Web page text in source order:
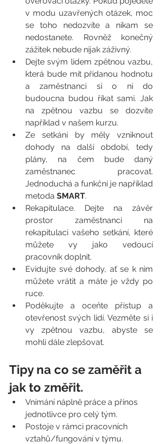
v modu uzavřených otázek, moc
se toho nedozvíte a nikam se
nedostanete. Rovněž konečný
zážitek nebude nijak záživný.
Dejte svým lidem zpětnou vazbu,
která bude mít přidanou hodnotu
a zaměstnanci si o ni do
budoucna budou říkat sami. Jak
na zpětnou vazbu se dozvíte
například v našem kurzu.
Ze setkání by měly vzniknout
dohody na další období, tedy
plány, na čem bude daný
zaměstnanec pracovat.
Jednoduchá a funkční je například
metoda SMART.
Rekapitulace. Dejte na závěr
prostor zaměstnanci na
rekapitulaci vašeho setkání, které
můžete vy jako vedoucí
pracovník doplnit.
Evidujte své dohody, ať se k nim
můžete vrátit a máte je vždy po
ruce.
Poděkujte a oceňte přístup a
otevřenost svých lidí. Vezměte si i
vy zpětnou vazbu, abyste se
mohli dále zlepšovat.
Tipy na co se zaměřit a
jak to změřit.
Vnímání náplně práce a přínos
jednotlivce pro celý tým.
Postoje v rámci pracovních
vztahů/fungování v týmu.